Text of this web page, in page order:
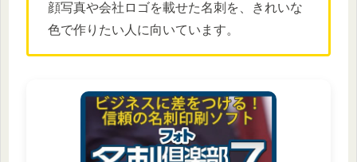
顔写真や会社ロゴを載せた名刺を、きれいな
色で作りたい人に向いています。